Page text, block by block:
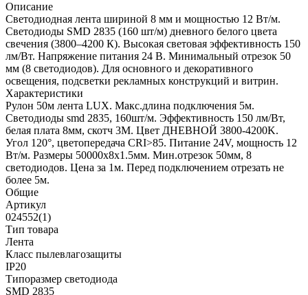
Описание
Светодиодная лента шириной 8 мм и мощностью 12 Вт/м.
Светодиоды SMD 2835 (160 шт/м) дневного белого цвета
свечения (3800–4200 К). Высокая световая эффективность 150
лм/Вт. Напряжение питания 24 В. Минимальный отрезок 50
мм (8 светодиодов). Для основного и декоративного
освещения, подсветки рекламных конструкций и витрин.
Характеристики
Рулон 50м лента LUX. Макс.длина подключения 5м.
Светодиоды smd 2835, 160шт/м. Эффективность 150 лм/Вт,
белая плата 8мм, скотч 3М. Цвет ДНЕВНОЙ 3800-4200K.
Угол 120°, цветопередача CRI>85. Питание 24V, мощность 12
Вт/м. Размеры 50000х8х1.5мм. Мин.отрезок 50мм, 8
светодиодов. Цена за 1м. Перед подключением отрезать не
более 5м.
Общие
Артикул
024552(1)
Тип товара
Лента
Класс пылевлагозащиты
IP20
Типоразмер светодиода
SMD 2835